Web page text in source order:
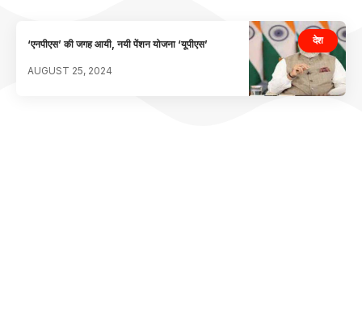
देश
‘एनपीएस’ की जगह आयी, नयी पेंशन योजना ‘यूपीएस’
AUGUST 25, 2024